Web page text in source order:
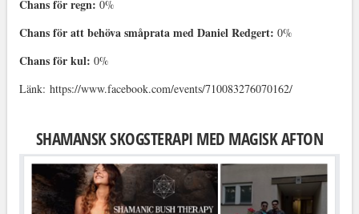
Chans för regn: 0%
Chans för att behöva småprata med Daniel Redgert: 0%
Chans för kul: 0%
Länk: https://www.facebook.com/events/710083276070162/
SHAMANSK SKOGSTERAPI MED MAGISK AFTON